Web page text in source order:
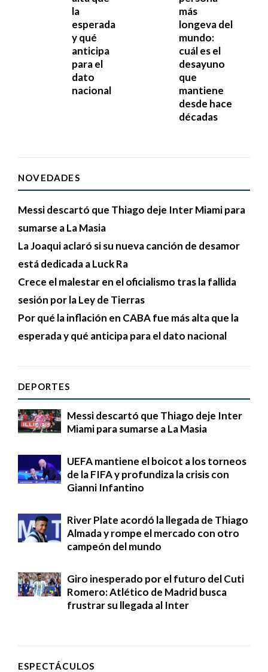
la
esperada
y qué
anticipa
para el
dato
nacional
más
longeva del
mundo:
cuál es el
desayuno
que
mantiene
desde hace
décadas
NOVEDADES
Messi descartó que Thiago deje Inter Miami para
sumarse a La Masia
La Joaqui aclaró si su nueva canción de desamor
está dedicada a Luck Ra
Crece el malestar en el oficialismo tras la fallida
sesión por la Ley de Tierras
Por qué la inflación en CABA fue más alta que la
esperada y qué anticipa para el dato nacional
DEPORTES
Messi descartó que Thiago deje Inter
Miami para sumarse a La Masia
UEFA mantiene el boicot a los torneos
de la FIFA y profundiza la crisis con
Gianni Infantino
River Plate acordó la llegada de Thiago
Almada y rompe el mercado con otro
campeón del mundo
Giro inesperado por el futuro del Cuti
Romero: Atlético de Madrid busca
frustrar su llegada al Inter
ESPECTÁCULOS